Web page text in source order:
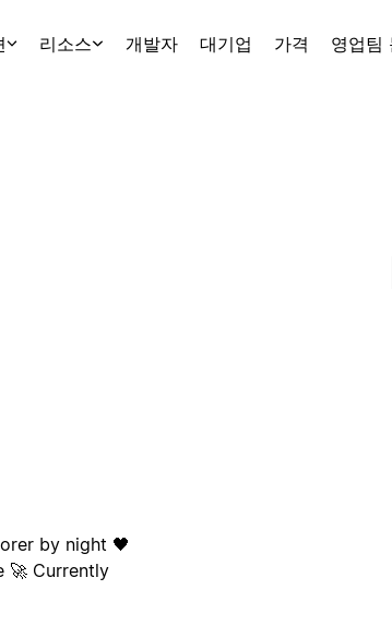
리소스 개발자 대기업 가격 영업팀
by night 🖤
🚀 Currently